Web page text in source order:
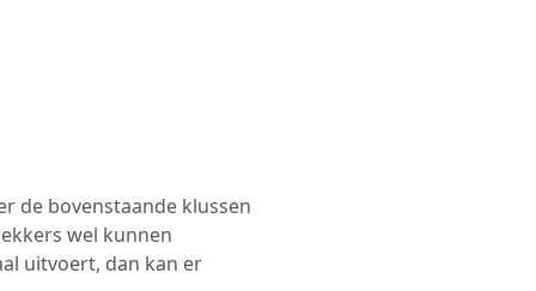
de bovenstaande klussen
wel kunnen
uitvoert, dan kan er